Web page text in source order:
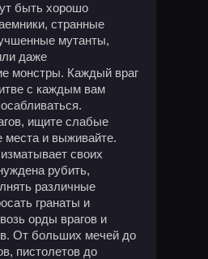
быть хорошо
странные
мутанты,
даже
монстры. Каждый враг
с каждым вам
ищите слабые
места и выживайте.
своих
рубить,
различные
гранаты и
орды врагов и
От больших мечей до
пистолетов до